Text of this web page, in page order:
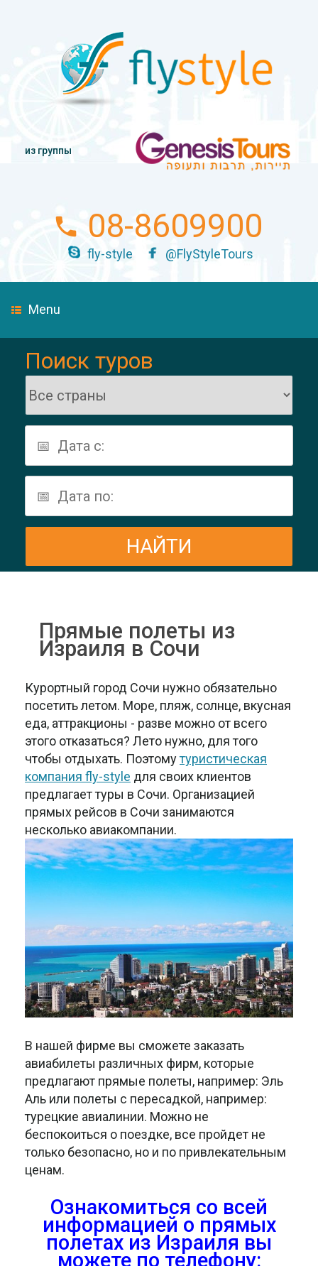
из группы
08-8609900
fly-style @FlyStyleTours
Menu
Поиск туров
Прямые полеты из
Израиля в Сочи
Курортный город Сочи нужно обязательно
посетить летом. Море, пляж, солнце, вкусная
еда, аттракционы - разве можно от всего
этого отказаться? Лето нужно, для того
чтобы отдыхать. Поэтомутуристическая
компания fly-style для своих клиентов
предлагает туры в Сочи. Организацией
прямых рейсов в Сочи занимаются
несколько авиакомпании.
В нашей фирме вы сможете заказать
авиабилеты различных фирм, которые
предлагают прямые полеты, например: Эль
Аль или полеты с пересадкой, например:
турецкие авиалинии. Можно не
беспокоиться о поездке, все пройдет не
только безопасно, но и по привлекательным
ценам.
Ознакомиться со всей
информацией о прямых
полетах из Израиля вы
можете по телефону: